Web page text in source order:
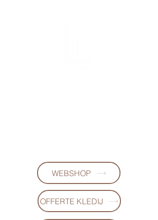
WEBSHOP
OFFERTE KLEDIJ